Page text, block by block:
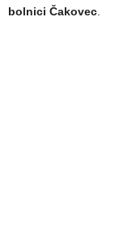
bolnici Čakovec